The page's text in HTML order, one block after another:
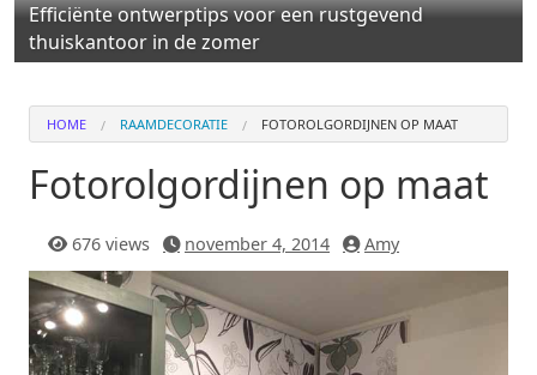
Efficiënte ontwerptips voor een rustgevend
thuiskantoor in de zomer
HOME RAAMDECORATIE FOTOROLGORDIJNEN OP MAAT
Fotorolgordijnen op maat
676 views november 4, 2014 Amy